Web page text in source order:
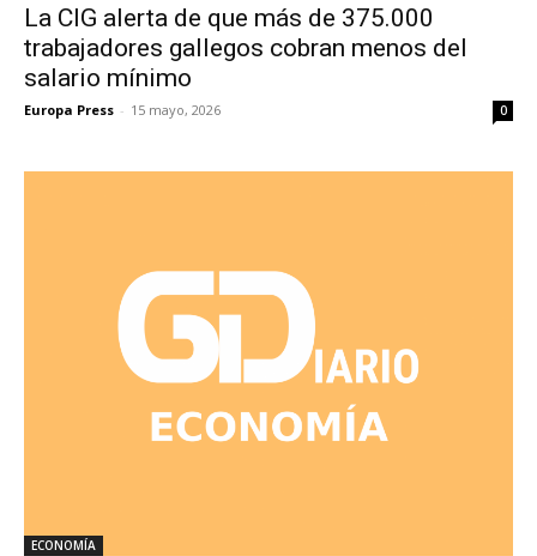
La CIG alerta de que más de 375.000
trabajadores gallegos cobran menos del
salario mínimo
Europa Press - 15 mayo, 2026 0
ECONOMÍA